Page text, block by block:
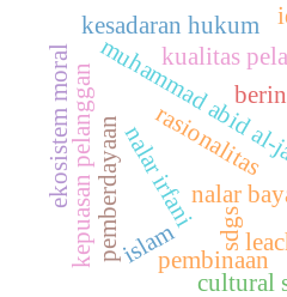
rasionalitas
muhammad
nalar
nalar irfani
pemberdayaan sdgs
kualitas
kepuasan pelanggan
ekosistem moral
pembinaan
cultural
kesadaran hukum
islam